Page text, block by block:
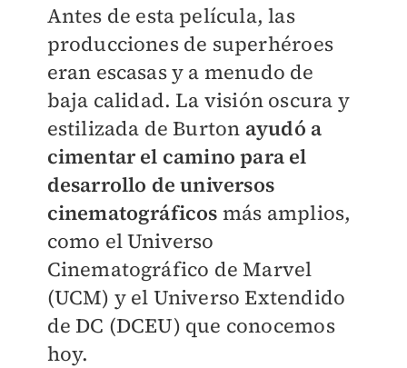
Antes de esta película, las
producciones de superhéroes
eran escasas y a menudo de
baja calidad. La visión oscura y
estilizada de Burton ayudó a
cimentar el camino para el
desarrollo de universos
cinematográficos más amplios,
como el Universo
Cinematográfico de Marvel
(UCM) y el Universo Extendido
de DC (DCEU) que conocemos
hoy.